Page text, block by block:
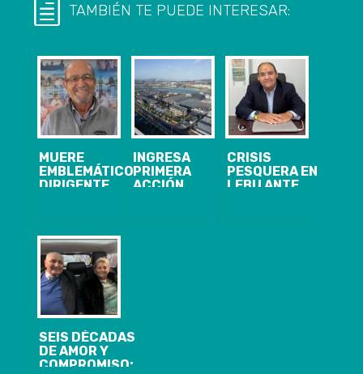
TAMBIÉN TE PUEDE INTERESAR:
MUERE
EMBLEMÁTICO
DIRIGENTE
INGRESA
PRIMERA
ACCIÓN
ESTADO POR
CRISIS
PESQUERA EN
LEBU ANTE
SEIS DÉCADAS
DE AMOR Y
COMPROMISO: